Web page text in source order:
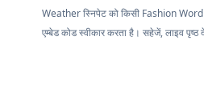
Weather स्निपेट को किसी Fashion
एम्बेड कोड स्वीकार करता है। सहेजें, लाइव